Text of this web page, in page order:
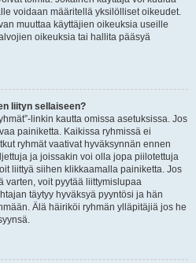
voidaan määritellä yksilölliset oikeudet.
muuttaa käyttäjien oikeuksia useille
oikeuksia tai hallita pääsyä
liityn sellaiseen?
linkin kautta omissa asetuksissa. Jos
painiketta. Kaikissa ryhmissä ei
ryhmät vaativat hyväksynnän ennen
ja joissakin voi olla jopa piilotettuja
liittyä siihen klikkaamalla painiketta. Jos
varten, voit pyytää liittymislupaa
täytyy hyväksyä pyyntösi ja hän
Älä häiriköi ryhmän ylläpitäjiä jos he